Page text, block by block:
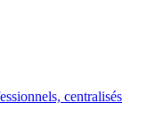
centralisés